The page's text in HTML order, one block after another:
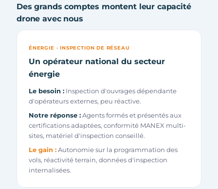
Des grands comptes montent leur capacité
drone avec nous
ÉNERGIE · INSPECTION DE RÉSEAU
Un opérateur national du secteur
énergie
Le besoin : Inspection d'ouvrages dépendante
d'opérateurs externes, peu réactive.
Notre réponse :Agents formés et présentés aux
certifications adaptées, conformité MANEX multi-
sites, matériel d'inspection conseillé.
Le gain :Autonomie sur la programmation des
vols, réactivité terrain, données d'inspection
internalisées.